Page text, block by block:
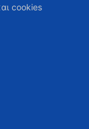
cookies